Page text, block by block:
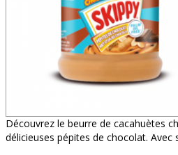
Découvrez le beurre de cacahuètes
délicieuses pépites de chocolat. Avec